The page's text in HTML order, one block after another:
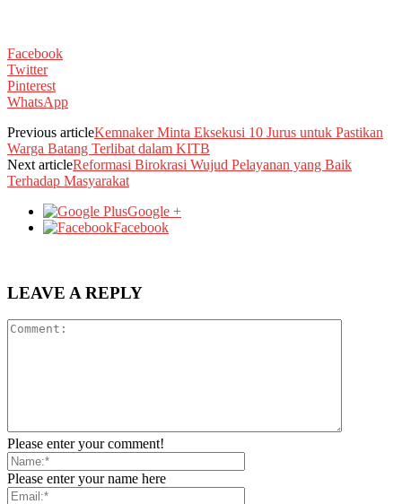
Facebook
Twitter
Pinterest
WhatsApp
Previous articleKemnaker Minta Eksekusi 10 Jurus untuk Pastikan
Warga Batang Terlibat dalam KITB
Next articleReformasi Birokrasi Wujud Pelayanan yang Baik
Terhadap Masyarakat
Google +
Facebook
LEAVE A REPLY
Please enter your comment!
Please enter your name here